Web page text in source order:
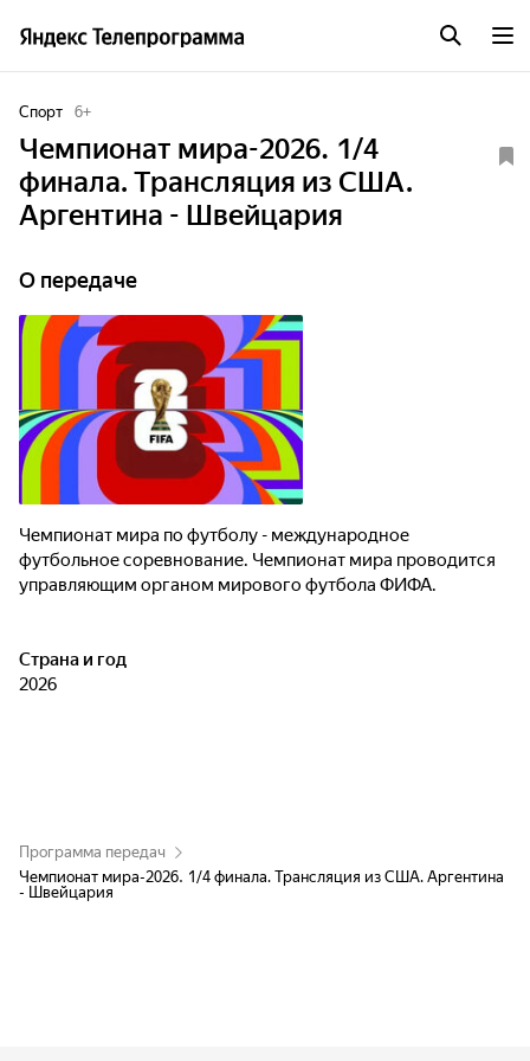
Спорт 6+
Чемпионат мира-2026. 1/4
финала. Трансляция из США.
Аргентина - Швейцария
О передаче
Чемпионат мира по футболу - международное
футбольное соревнование. Чемпионат мира проводится
управляющим органом мирового футбола ФИФА.
Страна и год
2026
Программа передач
Чемпионат мира-2026. 1/4 финала. Трансляция из США. Аргентина
- Швейцария